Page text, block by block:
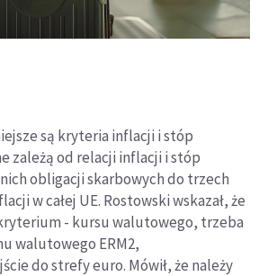
są kryteria inflacji i stóp
zależą od relacji inflacji i stóp
obligacji skarbowych do trzech
w całej UE. Rostowski wskazał, że
- kursu walutowego, trzeba
walutowego ERM2,
do strefy euro. Mówił, że należy